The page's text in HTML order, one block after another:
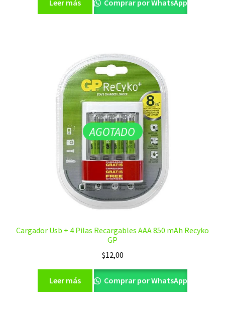
Leer más Comprar por WhatsApp
AGOTADO
Cargador Usb + 4 Pilas Recargables AAA 850 mAh Recyko
GP
$12,00
Leer más Comprar por WhatsApp